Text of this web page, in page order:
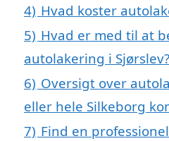
4) Hvad koster
5) Hvad er med til at
autolakering i Sjørslev?
6) Oversigt over
eller hele Silkeborg
7) Find en